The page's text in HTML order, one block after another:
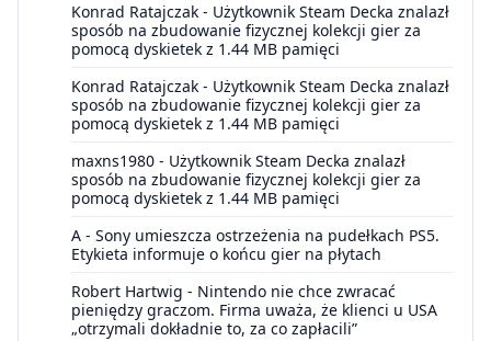
Konrad Ratajczak - Użytkownik Steam Decka znalazł
sposób na zbudowanie fizycznej kolekcji gier za
pomocą dyskietek z 1.44 MB pamięci
Konrad Ratajczak - Użytkownik Steam Decka znalazł
sposób na zbudowanie fizycznej kolekcji gier za
pomocą dyskietek z 1.44 MB pamięci
maxns1980 - Użytkownik Steam Decka znalazł
sposób na zbudowanie fizycznej kolekcji gier za
pomocą dyskietek z 1.44 MB pamięci
A - Sony umieszcza ostrzeżenia na pudełkach PS5.
Etykieta informuje o końcu gier na płytach
Robert Hartwig - Nintendo nie chce zwracać
pieniędzy graczom. Firma uważa, że klienci u USA
„otrzymali dokładnie to, za co zapłacili”